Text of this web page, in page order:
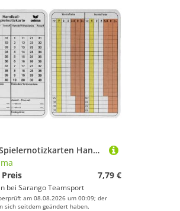
Erima Spielernotizkarten Handball
7,79 €
bei Sarango Teamsport
am 08.08.2026 um 00:09; der
sich seitdem geändert haben.